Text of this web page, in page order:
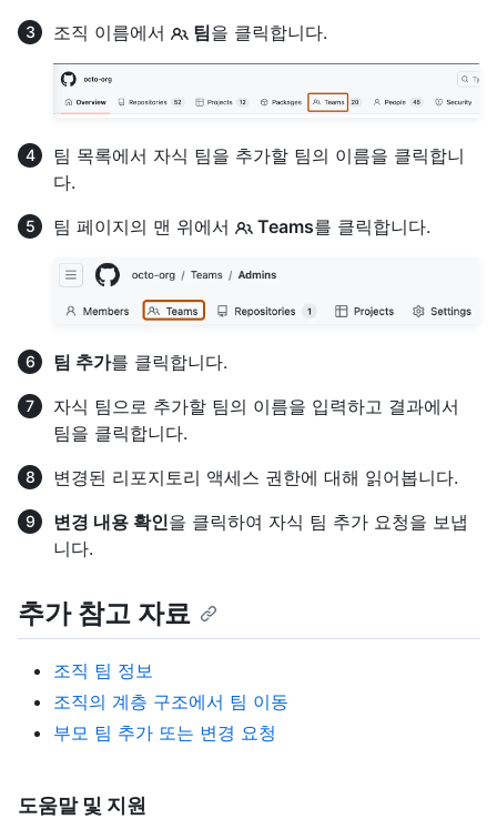
조직 이름에서
팀을 클릭합니다.
팀 목록에서 자식 팀을 추가할 팀의 이름을 클릭합니
다.
팀 페이지의 맨 위에서
Teams를 클릭합니다.
팀 추가를 클릭합니다.
자식 팀으로 추가할 팀의 이름을 입력하고 결과에서
팀을 클릭합니다.
변경된 리포지토리 액세스 권한에 대해 읽어봅니다.
변경 내용 확인을 클릭하여 자식 팀 추가 요청을 보냅
니다.
추가 참고 자료
조직 팀 정보
조직의 계층 구조에서 팀 이동
부모 팀 추가 또는 변경 요청
도움말 및 지원